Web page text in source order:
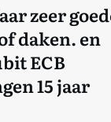
zeer
daken. en
ECB
15 jaar